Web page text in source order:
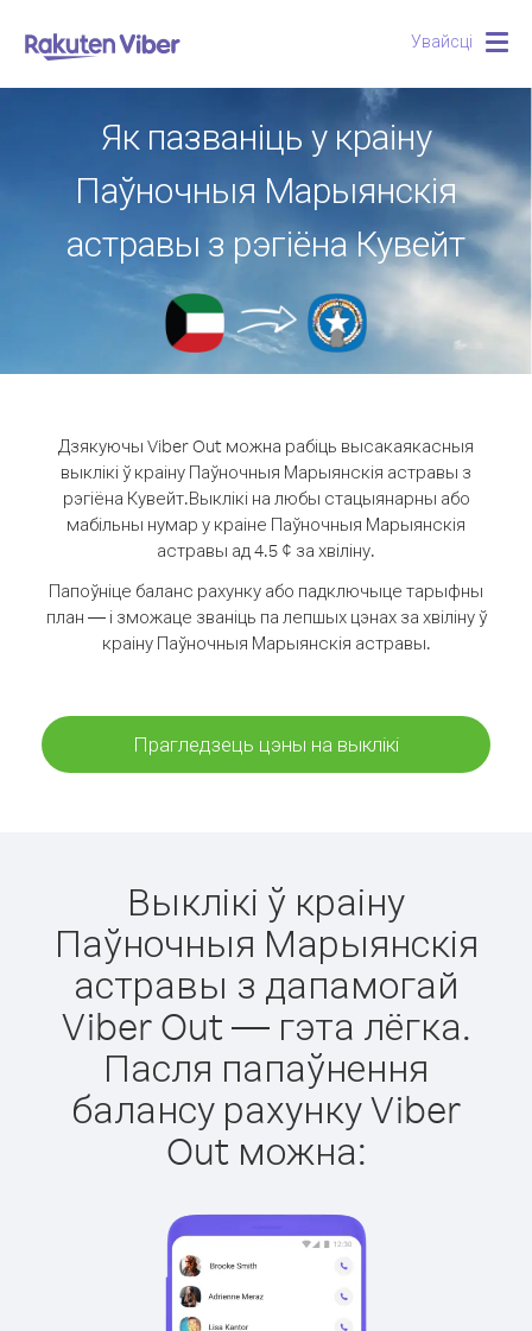
Увайсці
Як пазваніць у краіну
Паўночныя Марыянскія
астравы з рэгіёна Кувейт
Дзякуючы Viber Out можна рабіць высакаякасныя
выклікі ў краіну Паўночныя Марыянскія астравы з
рэгіёна Кувейт.Выклікі на любы стацыянарны або
мабільны нумар у краіне Паўночныя Марыянскія
астравы ад 4.5 ¢ за хвіліну.
Папоўніце баланс рахунку або падключыце тарыфны
план — і зможаце званіць па лепшых цэнах за хвіліну ў
краіну Паўночныя Марыянскія астравы.
Прагледзець цэны на выклікі
Выклікі ў краіну
Паўночныя Марыянскія
астравы з дапамогай
Viber Out — гэта лёгка.
Пасля папаўнення
балансу рахунку Viber
Out можна: